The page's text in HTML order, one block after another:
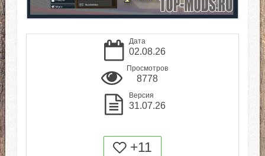
Дата
02.08.26
Просмотров
8778
Версия
31.07.26
+11